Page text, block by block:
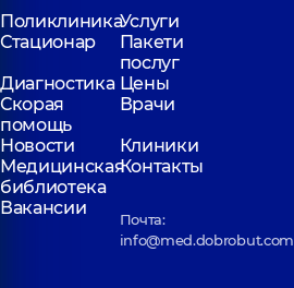
ПоликлиникаУслуги
Стационар
Пакети
послуг
Диагностика Цены
Скорая
помощь
Врачи
Новости
Клиники
Медицинская
библиотека
Контакты
Вакансии
Почта:
info@med.dobrobut.com